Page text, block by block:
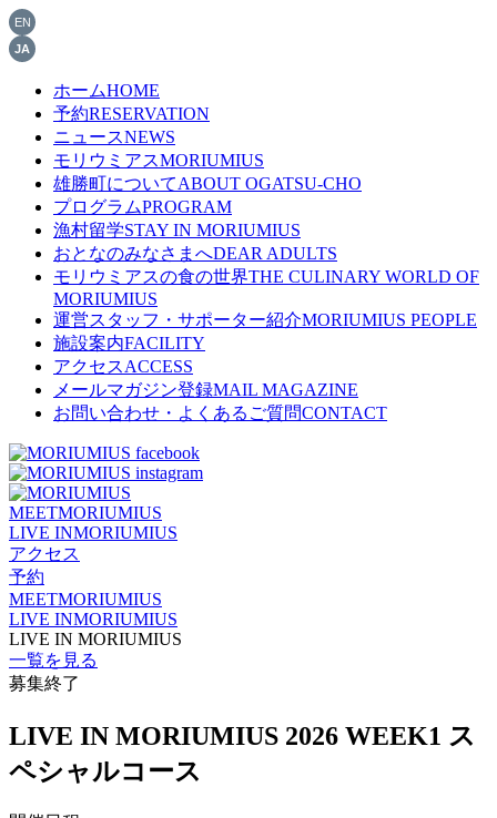
EN
JA
ホームHOME
予約RESERVATION
ニュースNEWS
モリウミアスMORIUMIUS
雄勝町についてABOUT OGATSU-CHO
プログラムPROGRAM
漁村留学STAY IN MORIUMIUS
おとなのみなさまへDEAR ADULTS
モリウミアスの食の世界THE CULINARY WORLD OF
MORIUMIUS
運営スタッフ・サポーター紹介MORIUMIUS PEOPLE
施設案内FACILITY
アクセスACCESS
メールマガジン登録MAIL MAGAZINE
お問い合わせ・よくあるご質問CONTACT
MEETMORIUMIUS
LIVE INMORIUMIUS
アクセス
予約
MEETMORIUMIUS
LIVE INMORIUMIUS
LIVE IN MORIUMIUS
一覧を見る
募集終了
LIVE IN MORIUMIUS 2026 WEEK1 ス
ペシャルコース